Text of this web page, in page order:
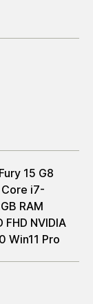
15 G8
i7-
RAM
FHD NVIDIA
Win11 Pro